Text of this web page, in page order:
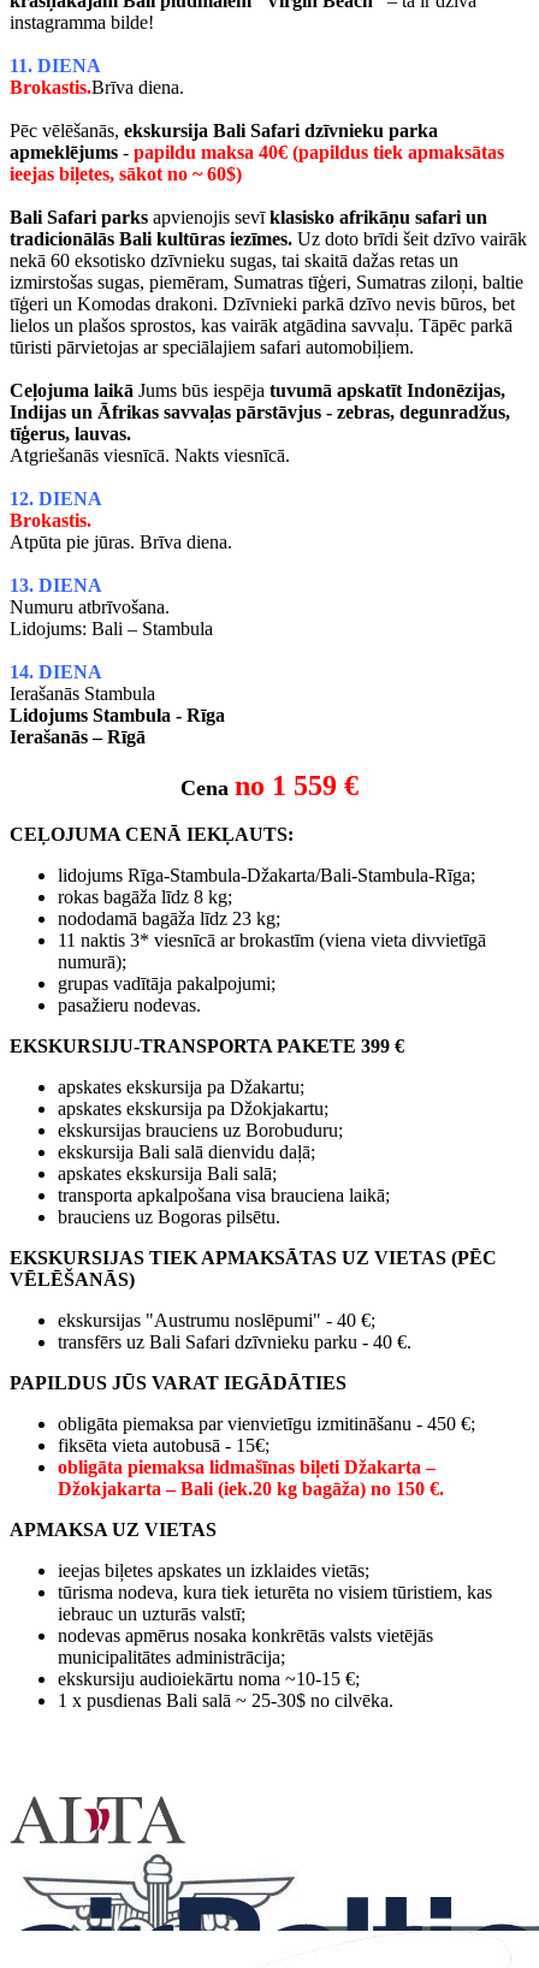
instagramma bilde!
11. DIENA
Brokastis.Brīva diena.
Pēc vēlēšanās, ekskursija Bali Safari dzīvnieku parka
apmeklējums - papildu maksa 40€ (papildus tiek apmaksātas
ieejas biļetes, sākot no ~ 60$)
Bali Safari parks apvienojis sevīklasisko afrikāņu safari un
tradicionālās Bali kultūras iezīmes. Uz doto brīdi šeit dzīvo vairāk
nekā 60 eksotisko dzīvnieku sugas, tai skaitā dažas retas un
izmirstošas sugas, piemēram, Sumatras tīģeri, Sumatras ziloņi, baltie
tīģeri un Komodas drakoni. Dzīvnieki parkā dzīvo nevis būros, bet
lielos un plašos sprostos, kas vairāk atgādina savvaļu. Tāpēc parkā
tūristi pārvietojas ar speciālajiem safari automobiļiem.
Ceļojuma laikā Jums būs iespēja tuvumā apskatīt Indonēzijas,
Indijas un Āfrikas savvaļas pārstāvjus - zebras, degunradžus,
tīģerus, lauvas.
Atgriešanās viesnīcā. Nakts viesnīcā.
12. DIENA
Brokastis.
Atpūta pie jūras. Brīva diena.
13. DIENA
Numuru atbrīvošana.
Lidojums: Bali – Stambula
14. DIENA
Ierašanās Stambula
Lidojums Stambula - Rīga
Ierašanās – Rīgā
Cena no 1 559 €
CEĻOJUMA CENĀ IEKĻAUTS:
lidojums Rīga-Stambula-Džakarta/Bali-Stambula-Rīga;
rokas bagāža līdz 8 kg;
nododamā bagāža līdz 23 kg;
11 naktis 3* viesnīcā ar brokastīm (viena vieta divvietīgā
numurā);
grupas vadītāja pakalpojumi;
pasažieru nodevas.
EKSKURSIJU-TRANSPORTA PAKETE 399 €
apskates ekskursija pa Džakartu;
apskates ekskursija pa Džokjakartu;
ekskursijas brauciens uz Borobuduru;
ekskursija Bali salā dienvidu daļā;
apskates ekskursija Bali salā;
transporta apkalpošana visa brauciena laikā;
brauciens uz Bogoras pilsētu.
EKSKURSIJAS TIEK APMAKSĀTAS UZ VIETAS (PĒC
VĒLĒŠANĀS)
ekskursijas "Austrumu noslēpumi" - 40 €;
transfērs uz Bali Safari dzīvnieku parku - 40 €.
PAPILDUS JŪS VARAT IEGĀDĀTIES
obligāta piemaksa par vienvietīgu izmitināšanu - 450 €;
fiksēta vieta autobusā - 15€;
obligāta piemaksa lidmašīnas biļeti Džakarta –
Džokjakarta – Bali (iek.20 kg bagāža) no 150 €.
APMAKSA UZ VIETAS
ieejas biļetes apskates un izklaides vietās;
tūrisma nodeva, kura tiek ieturēta no visiem tūristiem, kas
iebrauc un uzturās valstī;
nodevas apmērus nosaka konkrētās valsts vietējās
municipalitātes administrācija;
ekskursiju audioiekārtu noma ~10-15 €;
1 x pusdienas Bali salā ~ 25-30$ no cilvēka.